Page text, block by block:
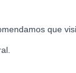
que